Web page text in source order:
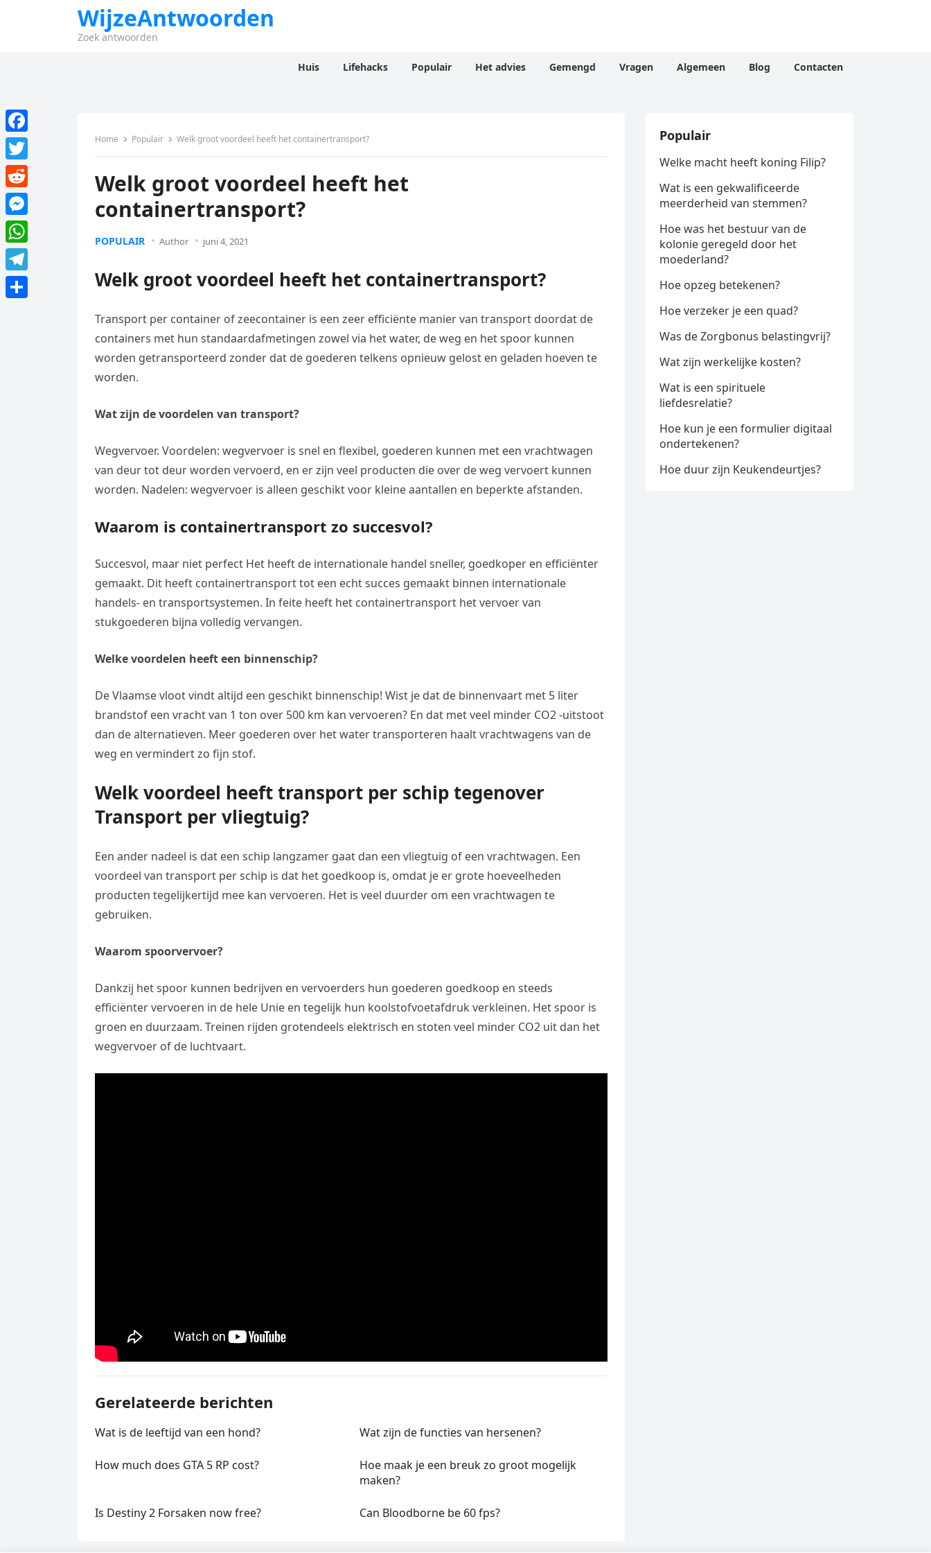
WijzeAntwoorden
Zoek antwoorden
Huis Lifehacks Populair Het advies Gemengd Vragen Algemeen Blog Contacten
Home Populair Welk groot voordeel heeft het containertransport?
Welk groot voordeel heeft het
containertransport?
POPULAIR Author juni 4, 2021
Welk groot voordeel heeft het containertransport?
Transport per container of zeecontainer is een zeer efficiënte manier van transport doordat de
containers met hun standaardafmetingen zowel via het water, de weg en het spoor kunnen
worden getransporteerd zonder dat de goederen telkens opnieuw gelost en geladen hoeven te
worden.
Wat zijn de voordelen van transport?
Wegvervoer. Voordelen: wegvervoer is snel en flexibel, goederen kunnen met een vrachtwagen
van deur tot deur worden vervoerd, en er zijn veel producten die over de weg vervoert kunnen
worden. Nadelen: wegvervoer is alleen geschikt voor kleine aantallen en beperkte afstanden.
Waarom is containertransport zo succesvol?
Succesvol, maar niet perfect Het heeft de internationale handel sneller, goedkoper en efficiënter
gemaakt. Dit heeft containertransport tot een echt succes gemaakt binnen internationale
handels- en transportsystemen. In feite heeft het containertransport het vervoer van
stukgoederen bijna volledig vervangen.
Welke voordelen heeft een binnenschip?
De Vlaamse vloot vindt altijd een geschikt binnenschip! Wist je dat de binnenvaart met 5 liter
brandstof een vracht van 1 ton over 500 km kan vervoeren? En dat met veel minder CO2 -uitstoot
dan de alternatieven. Meer goederen over het water transporteren haalt vrachtwagens van de
weg en vermindert zo fijn stof.
Welk voordeel heeft transport per schip tegenover
Transport per vliegtuig?
Een ander nadeel is dat een schip langzamer gaat dan een vliegtuig of een vrachtwagen. Een
voordeel van transport per schip is dat het goedkoop is, omdat je er grote hoeveelheden
producten tegelijkertijd mee kan vervoeren. Het is veel duurder om een vrachtwagen te
gebruiken.
Waarom spoorvervoer?
Dankzij het spoor kunnen bedrijven en vervoerders hun goederen goedkoop en steeds
efficiënter vervoeren in de hele Unie en tegelijk hun koolstofvoetafdruk verkleinen. Het spoor is
groen en duurzaam. Treinen rijden grotendeels elektrisch en stoten veel minder CO2 uit dan het
wegvervoer of de luchtvaart.
Gerelateerde berichten
Wat is de leeftijd van een hond? Wat zijn de functies van hersenen?
How much does GTA 5 RP cost?
Hoe maak je een breuk zo groot mogelijk
maken?
Is Destiny 2 Forsaken now free? Can Bloodborne be 60 fps?
Populair
Welke macht heeft koning Filip?
Wat is een gekwalificeerde
meerderheid van stemmen?
Hoe was het bestuur van de
kolonie geregeld door het
moederland?
Hoe opzeg betekenen?
Hoe verzeker je een quad?
Was de Zorgbonus belastingvrij?
Wat zijn werkelijke kosten?
Wat is een spirituele
liefdesrelatie?
Hoe kun je een formulier digitaal
ondertekenen?
Hoe duur zijn Keukendeurtjes?
F
a
c
e
b
o
o
k
T
w
i
t
t
e
R
e
d
d
M
e
s
s
W
h
a
T